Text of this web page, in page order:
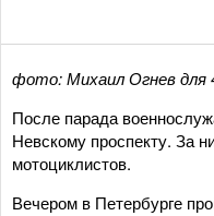
фото: Михаил Огнев для
После парада
Невскому проспекту. За
мотоциклистов.
Вечером в Петербурге